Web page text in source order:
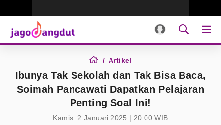
Artikel
Ibunya Tak Sekolah dan Tak Bisa Baca,
Soimah Pancawati Dapatkan Pelajaran
Penting Soal Ini!
Kamis, 2 Januari 2025 | 20:00 WIB